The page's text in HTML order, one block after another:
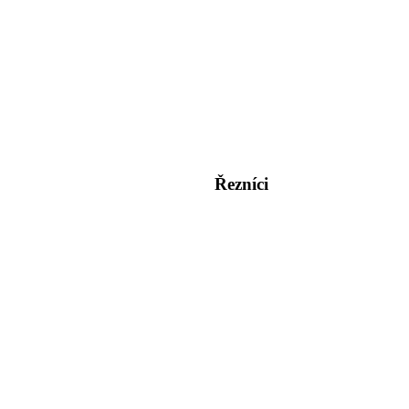
Řezníci